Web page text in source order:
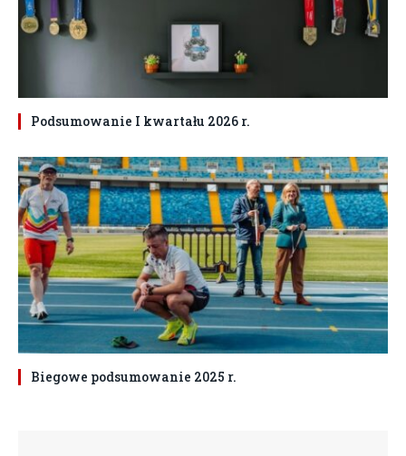
Podsumowanie I kwartału 2026 r.
Biegowe podsumowanie 2025 r.